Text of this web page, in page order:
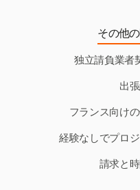
その他
独立請負業者
出
フランス向け
経験なしでプロ
請求と